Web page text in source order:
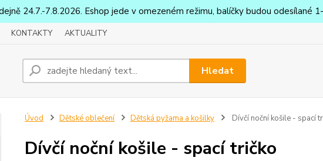
24.7.-7.8.2026. Eshop jede v omezeném režimu, balíčky budou odesílané
KONTAKTY AKTUALITY
Hledat
Úvod Dětské oblečení Dětská pyžama a košilky Dívčí noční košile - spací
Dívčí noční košile - spací tričko